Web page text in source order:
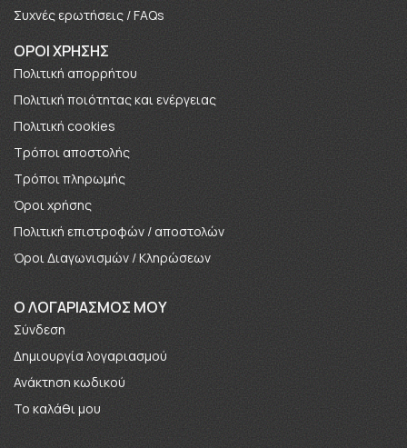
Συχνές ερωτήσεις / FAQs
ΟΡΟΙ ΧΡΗΣΗΣ
Πολιτική απορρήτου
Πολιτική ποιότητας και ενέργειας
Πολιτική cookies
Τρόποι αποστολής
Τρόποι πληρωμής
Όροι χρήσης
Πολιτική επιστροφών / αποστολών
Όροι Διαγωνισμών / Κληρώσεων
O ΛΟΓΑΡΙΑΣΜΟΣ ΜΟΥ
Σύνδεση
Δημιουργία λογαριασμού
Ανάκτηση κωδικού
Το καλάθι μου